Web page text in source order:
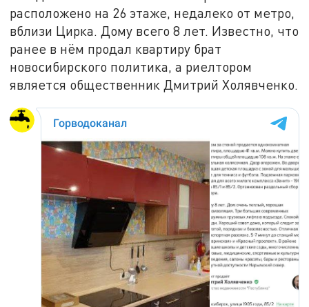
расположено на 26 этаже, недалеко от метро,
вблизи Цирка. Дому всего 8 лет. Известно, что
ранее в нём продал квартиру брат
новосибирского политика, а риелтором
является общественник Дмитрий Холявченко.